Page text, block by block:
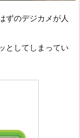
ずのデジカメが人
としてしまってい